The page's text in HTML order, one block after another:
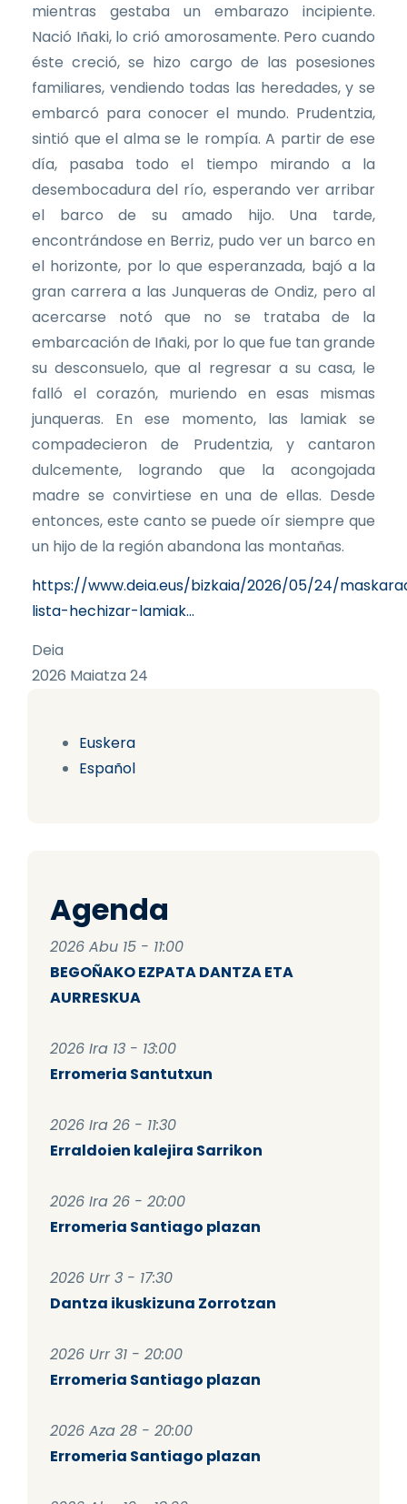
Euskera
Español
Agenda
2026 Abu 15 - 11:00
BEGOÑAKO EZPATA DANTZA ETA
AURRESKUA
2026 Ira 13 - 13:00
Erromeria Santutxun
2026 Ira 26 - 11:30
Erraldoien kalejira Sarrikon
2026 Ira 26 - 20:00
Erromeria Santiago plazan
2026 Urr 3 - 17:30
Dantza ikuskizuna Zorrotzan
2026 Urr 31 - 20:00
Erromeria Santiago plazan
2026 Aza 28 - 20:00
Erromeria Santiago plazan
mientras gestaba un embarazo incipiente.
Nació Iñaki, lo crió amorosamente. Pero cuando
éste creció, se hizo cargo de las posesiones
familiares, vendiendo todas las heredades, y se
embarcó para conocer el mundo. Prudentzia,
sintió que el alma se le rompía. A partir de ese
día, pasaba todo el tiempo mirando a la
desembocadura del río, esperando ver arribar
el barco de su amado hijo. Una tarde,
encontrándose en Berriz, pudo ver un barco en
el horizonte, por lo que esperanzada, bajó a la
gran carrera a las Junqueras de Ondiz, pero al
acercarse notó que no se trataba de la
embarcación de Iñaki, por lo que fue tan grande
su desconsuelo, que al regresar a su casa, le
falló el corazón, muriendo en esas mismas
junqueras. En ese momento, las lamiak se
compadecieron de Prudentzia, y cantaron
dulcemente, logrando que la acongojada
madre se convirtiese en una de ellas. Desde
entonces, este canto se puede oír siempre que
un hijo de la región abandona las montañas.
https://www.deia.eus/bizkaia/2026/05/24/
lista-hechizar-lamiak…
Deia
2026 Maiatza 24